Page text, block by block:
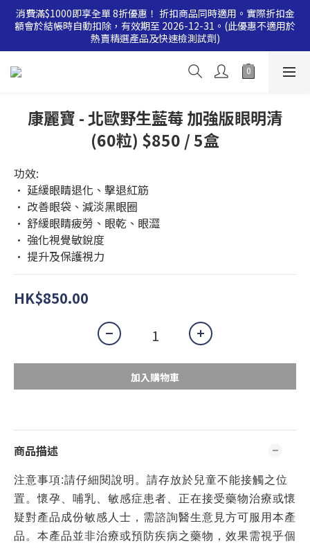
消費滿$500即享全單 9 折優惠！折扣商品同時適用。實際折扣金
額會於結帳時自動扣除，有效期至 2026-12-31。(此優惠不適用於
熱賣精選產品及快速檢測試劑)
消費滿$1000即享全單 8折優惠！ 折扣商品同時適用。實際折扣金
額會於結帳時自動扣除，有效期至 2026-12-31。(此優惠不適用於
熱賣精選產品及快速檢測試劑)
消費滿$500即享全單 9 折優惠！折扣商品同時適用。實際折扣金
額會於結帳時自動扣除，有效期至 2026-12-31。(此優惠不適用於
康麗寶 - 北歐野生藍莓 加強版眼明清
(60粒) $850 / 5盒
功效:
• 延緩眼睛退化、擊退紅筋
• 改善眼袋、減淡黑眼圈
• 舒緩眼睛疲勞、眼乾、眼澀
• 強化視覺敏銳度
• 提升及保護視力
HK$850.00
加入購物車
商品描述
注意事項:請仔細閱說明。請存放於兒童不能接觸之位
置。懷孕、哺乳、敏感症患者、正在接受藥物治療或懷
疑對產品成份敏感人士，需諮詢醫生意見方可服用本產
品。本產品並非治療或預防疾病之藥物，效果需視乎個